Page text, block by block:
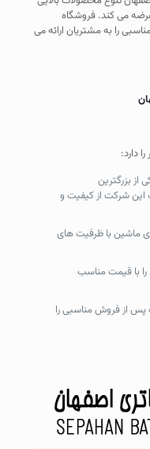
می کند. فروشگاه
را به مشتریان ارائه می
دارد:
از بزرگترین
این شرکت از کیفیت و
ماشین با ظرفیت های
با قیمت مناسب
از فروش مناسبی را